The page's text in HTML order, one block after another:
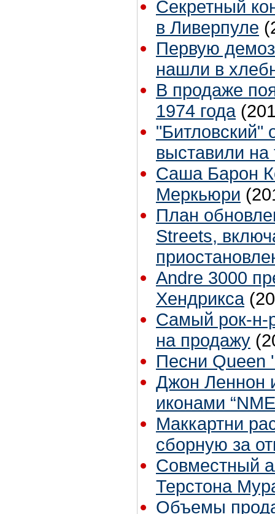
Секретный
в Ливерпуле
Первую
нашли в
В продаже
1974 года
"Битловский"
выставили на
Саша Барон
Меркьюри
План
Streets,
Andre 3000
Хендрикса
Cамый рок-н-
на продажу
Песни Queen
Джон Леннон
иконами
Маккартни
сборную за
Совместный
Терстона
Объемы